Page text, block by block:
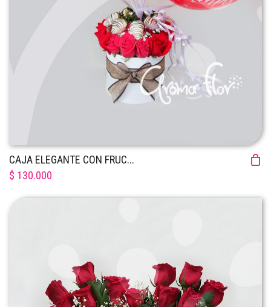
CAJA ELEGANTE CON FRUC...
$ 130.000